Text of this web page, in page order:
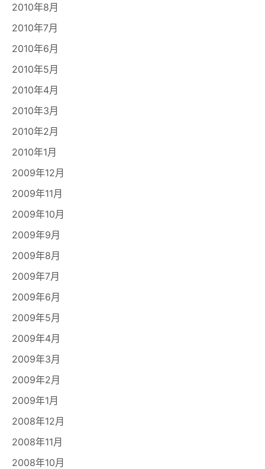
2010年8月
2010年7月
2010年6月
2010年5月
2010年4月
2010年3月
2010年2月
2010年1月
2009年12月
2009年11月
2009年10月
2009年9月
2009年8月
2009年7月
2009年6月
2009年5月
2009年4月
2009年3月
2009年2月
2009年1月
2008年12月
2008年11月
2008年10月